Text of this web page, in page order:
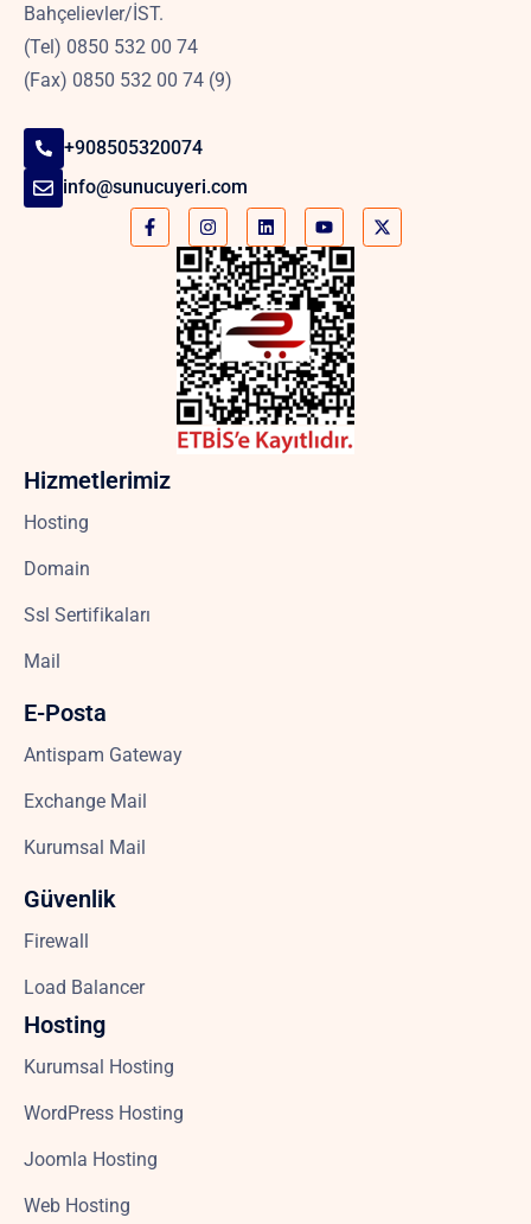
Bahçelievler/İST.
(Tel) 0850 532 00 74
(Fax) 0850 532 00 74 (9)
+908505320074
info@sunucuyeri.com
Hizmetlerimiz
Hosting
Domain
Ssl Sertifikaları
Mail
E-Posta
Antispam Gateway
Exchange Mail
Kurumsal Mail
Güvenlik
Firewall
Load Balancer
Hosting
Kurumsal Hosting
WordPress Hosting
Joomla Hosting
Web Hosting